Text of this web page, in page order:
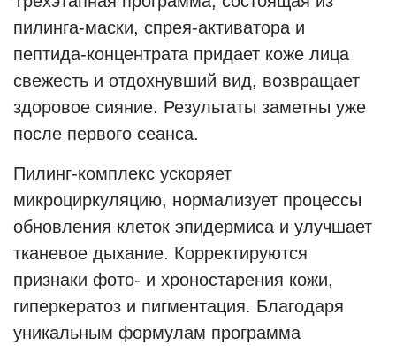
пилинга-маски, спрея-активатора и
пептида-концентрата придает коже лица
свежесть и отдохнувший вид, возвращает
здоровое сияние. Результаты заметны уже
после первого сеанса.
Пилинг-комплекс ускоряет
микроциркуляцию, нормализует процессы
обновления клеток эпидермиса и улучшает
тканевое дыхание. Корректируются
признаки фото- и хроностарения кожи,
гиперкератоз и пигментация. Благодаря
уникальным формулам программа